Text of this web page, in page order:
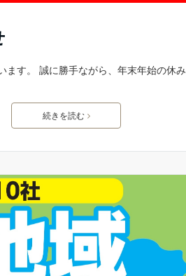
ます。 誠に勝手ながら、年末年始の休み
続きを読む